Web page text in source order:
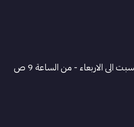
مواعيد العمل : من السبت الى الاربعاء - من الساعة 9 ص